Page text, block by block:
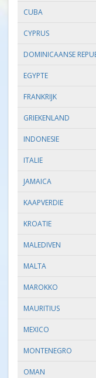
CUBA
CYPRUS
DOMINICAANSE
EGYPTE
FRANKRIJK
GRIEKENLAND
INDONESIE
ITALIE
JAMAICA
KAAPVERDIE
KROATIE
MALEDIVEN
MALTA
MAROKKO
MAURITIUS
MEXICO
MONTENEGRO
OMAN